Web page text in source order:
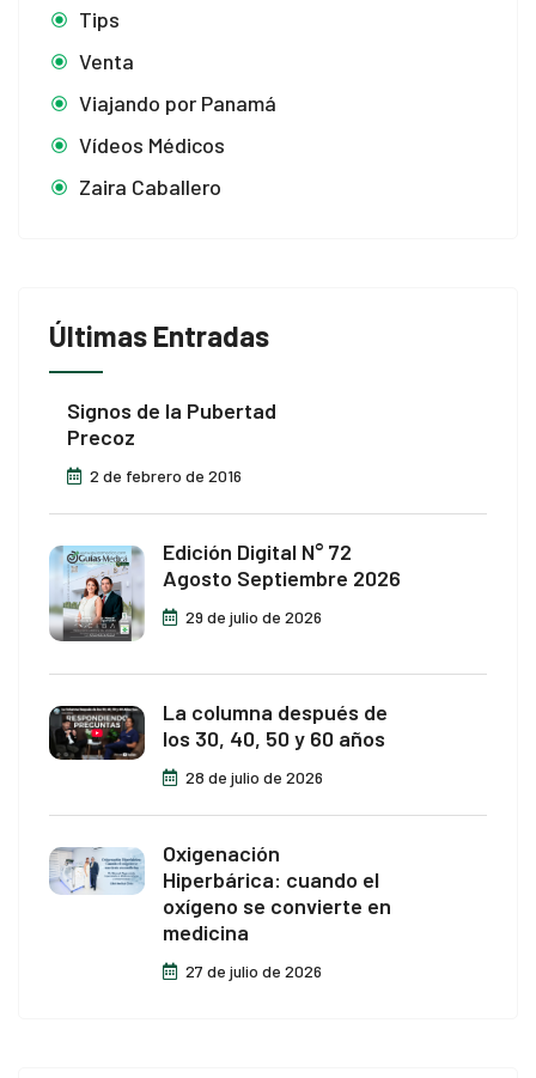
Tips
Venta
Viajando por Panamá
Vídeos Médicos
Zaira Caballero
Últimas Entradas
Signos de la Pubertad
Precoz
2 de febrero de 2016
Edición Digital N° 72
Agosto Septiembre 2026
29 de julio de 2026
La columna después de
los 30, 40, 50 y 60 años
28 de julio de 2026
Oxigenación
Hiperbárica: cuando el
oxígeno se convierte en
medicina
27 de julio de 2026